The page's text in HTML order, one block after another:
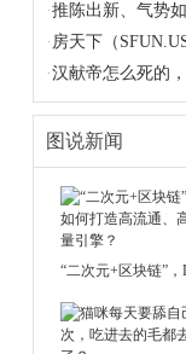
·推陈出新、气势
· 房天下（
·汉献帝怎么死的
图说新闻
“二次元+区块链”，